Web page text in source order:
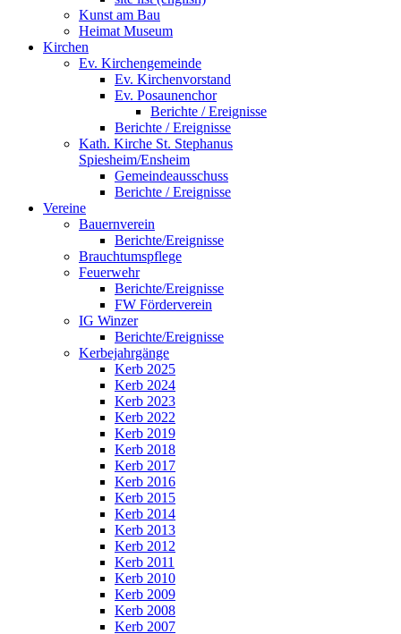
Kunst am Bau
Heimat Museum
Kirchen
Ev. Kirchengemeinde
Ev. Kirchenvorstand
Ev. Posaunenchor
Berichte / Ereignisse
Berichte / Ereignisse
Kath. Kirche St. Stephanus
Spiesheim/Ensheim
Gemeindeausschuss
Berichte / Ereignisse
Vereine
Bauernverein
Berichte/Ereignisse
Brauchtumspflege
Feuerwehr
Berichte/Ereignisse
FW Förderverein
IG Winzer
Berichte/Ereignisse
Kerbejahrgänge
Kerb 2025
Kerb 2024
Kerb 2023
Kerb 2022
Kerb 2019
Kerb 2018
Kerb 2017
Kerb 2016
Kerb 2015
Kerb 2014
Kerb 2013
Kerb 2012
Kerb 2011
Kerb 2010
Kerb 2009
Kerb 2008
Kerb 2007